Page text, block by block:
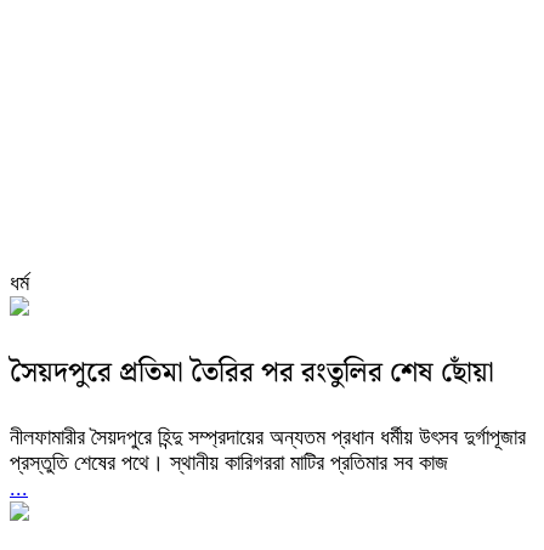
ধর্ম
সৈয়দপুরে প্রতিমা তৈরির পর রংতুলির শেষ ছোঁয়া
নীলফামারীর সৈয়দপুরে হিন্দু সম্প্রদায়ের অন্যতম প্রধান ধর্মীয় উৎসব দুর্গাপূজার
প্রস্তুতি শেষের পথে। স্থানীয় কারিগররা মাটির প্রতিমার সব কাজ
...